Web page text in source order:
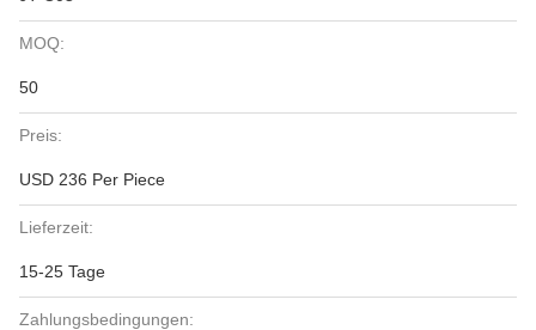
MOQ:
50
Preis:
USD 236 Per Piece
Lieferzeit:
15-25 Tage
Zahlungsbedingungen: